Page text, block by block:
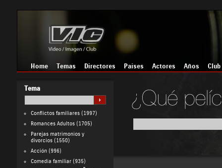
Home Temas Directores Países Actores Años Club
Tema
Conflictos familiares(1997)
Romances Adultos(1705)
Parejas matrimonios y
divorcios(1550)
Acción(996)
Comedia familiar(935)